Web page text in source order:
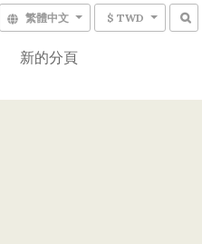
繁體中文 $ TWD
新的分頁